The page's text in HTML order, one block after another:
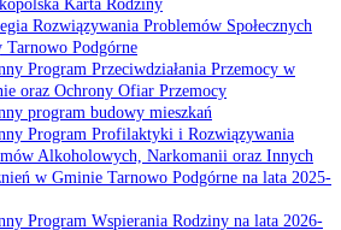
Karta Rodziny
Rozwiązywania Problemów Społecznych
Tarnowo Podgórne
Program Przeciwdziałania Przemocy w
oraz Ochrony Ofiar Przemocy
program budowy mieszkań
Program Profilaktyki i Rozwiązywania
Alkoholowych, Narkomanii oraz Innych
w Gminie Tarnowo Podgórne na lata 2025-
Program Wspierania Rodziny na lata 2026-